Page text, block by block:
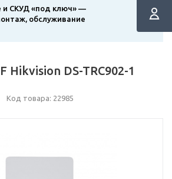
СКУД «под ключ» —
обслуживание
Hikvision DS-TRC902-1
Код товара: 22985